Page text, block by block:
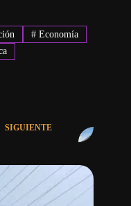
# Economía
SIGUIENTE